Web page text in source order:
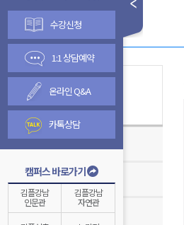
수강신청
1:1 상담예약
온라인 Q&A
카톡상담
캠퍼스 바로가기
김플강남
인문관
김플강남
자연관
김영종합반
온라인 수강신청 안내
종합반 개강안내